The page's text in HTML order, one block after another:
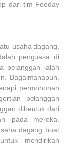
dari tim Fooday
usaha dagang,
penguasa di
pelanggan ialah
Bagaimanapun,
permohonan
pelanggan
dibentuk dari
pada mereka.
dagang buat
mendirikan